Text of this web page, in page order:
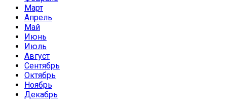
Март
Апрель
Май
Июнь
Июль
Август
Сентябрь
Октябрь
Ноябрь
Декабрь